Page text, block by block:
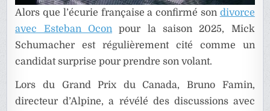
Alors que l’écurie française a confirmé son divorce
avec Esteban Oconpour la saison 2025, Mick
Schumacher est régulièrement cité comme un
candidat surprise pour prendre son volant.
Lors du Grand Prix du Canada, Bruno Famin,
directeur d’Alpine, a révélé des discussions avec